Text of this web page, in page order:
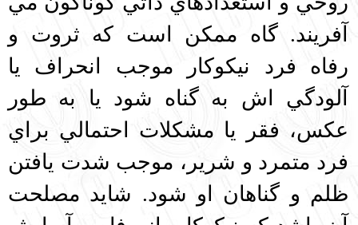
آفريند. گاه ممكن است كه ثروت و
رفاه فرد نيكوكار موجب انحراف يا
آلودگي اش به گناه شود يا به طور
عكس‌، فقر يا مشكلات احتمالي براي
فرد متمرد و شرير، موجب شدت يافتن
ظلم و گناهان او شود. شايد مصلحت